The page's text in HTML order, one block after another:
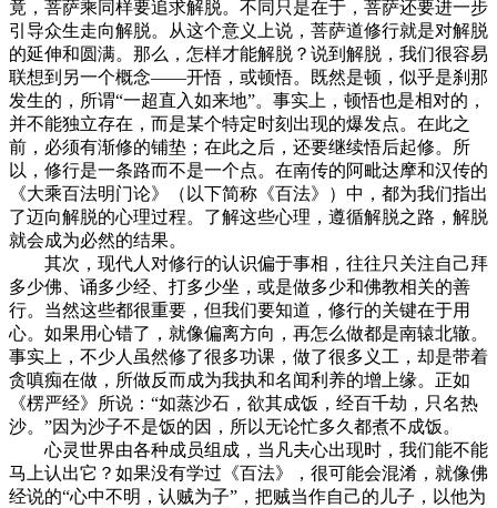
竟，菩萨乘同样要追求解脱。不同只是在于，菩萨还要进一步
引导众生走向解脱。从这个意义上说，菩萨道修行就是对解脱
的延伸和圆满。那么，怎样才能解脱？说到解脱，我们很容易
联想到另一个概念——开悟，或顿悟。既然是顿，似乎是刹那
发生的，所谓“一超直入如来地”。事实上，顿悟也是相对的，
并不能独立存在，而是某个特定时刻出现的爆发点。在此之
前，必须有渐修的铺垫；在此之后，还要继续悟后起修。所
以，修行是一条路而不是一个点。在南传的阿毗达摩和汉传的
《大乘百法明门论》（以下简称《百法》）中，都为我们指出
了迈向解脱的心理过程。了解这些心理，遵循解脱之路，解脱
就会成为必然的结果。
其次，现代人对修行的认识偏于事相，往往只关注自己拜
多少佛、诵多少经、打多少坐，或是做多少和佛教相关的善
行。当然这些都很重要，但我们要知道，修行的关键在于用
心。如果用心错了，就像偏离方向，再怎么做都是南辕北辙。
事实上，不少人虽然修了很多功课，做了很多义工，却是带着
贪嗔痴在做，所做反而成为我执和名闻利养的增上缘。正如
《楞严经》所说：“如蒸沙石，欲其成饭，经百千劫，只名热
沙。”因为沙子不是饭的因，所以无论忙多久都煮不成饭。
心灵世界由各种成员组成，当凡夫心出现时，我们能不能
马上认出它？如果没有学过《百法》，很可能会混淆，就像佛
经说的“心中不明，认贼为子”，把贼当作自己的儿子，以他为